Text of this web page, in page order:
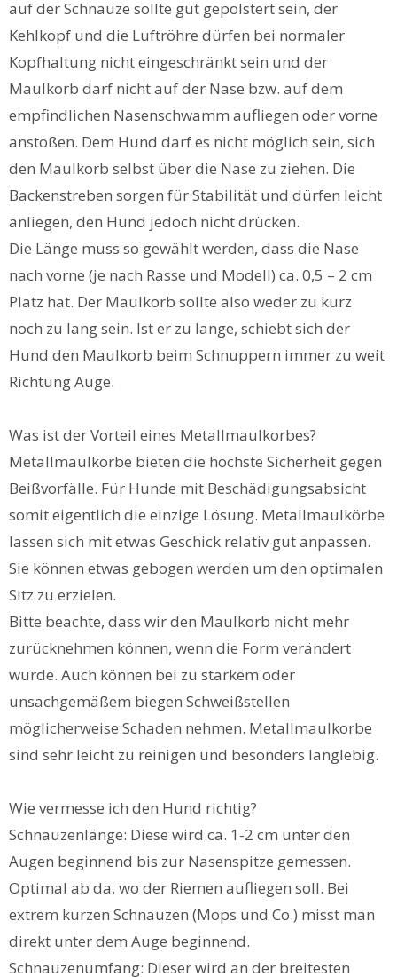
auf der Schnauze sollte gut gepolstert sein, der
Kehlkopf und die Luftröhre dürfen bei normaler
Kopfhaltung nicht eingeschränkt sein und der
Maulkorb darf nicht auf der Nase bzw. auf dem
empfindlichen Nasenschwamm aufliegen oder vorne
anstoßen. Dem Hund darf es nicht möglich sein, sich
den Maulkorb selbst über die Nase zu ziehen. Die
Backenstreben sorgen für Stabilität und dürfen leicht
anliegen, den Hund jedoch nicht drücken.
Die Länge muss so gewählt werden, dass die Nase
nach vorne (je nach Rasse und Modell) ca. 0,5 – 2 cm
Platz hat. Der Maulkorb sollte also weder zu kurz
noch zu lang sein. Ist er zu lange, schiebt sich der
Hund den Maulkorb beim Schnuppern immer zu weit
Richtung Auge.
Was ist der Vorteil eines Metallmaulkorbes?
Metallmaulkörbe bieten die höchste Sicherheit gegen
Beißvorfälle. Für Hunde mit Beschädigungsabsicht
somit eigentlich die einzige Lösung. Metallmaulkörbe
lassen sich mit etwas Geschick relativ gut anpassen.
Sie können etwas gebogen werden um den optimalen
Sitz zu erzielen.
Bitte beachte, dass wir den Maulkorb nicht mehr
zurücknehmen können, wenn die Form verändert
wurde. Auch können bei zu starkem oder
unsachgemäßem biegen Schweißstellen
möglicherweise Schaden nehmen. Metallmaulkorbe
sind sehr leicht zu reinigen und besonders langlebig.
Wie vermesse ich den Hund richtig?
Schnauzenlänge: Diese wird ca. 1-2 cm unter den
Augen beginnend bis zur Nasenspitze gemessen.
Optimal ab da, wo der Riemen aufliegen soll. Bei
extrem kurzen Schnauzen (Mops und Co.) misst man
direkt unter dem Auge beginnend.
Schnauzenumfang: Dieser wird an der breitesten